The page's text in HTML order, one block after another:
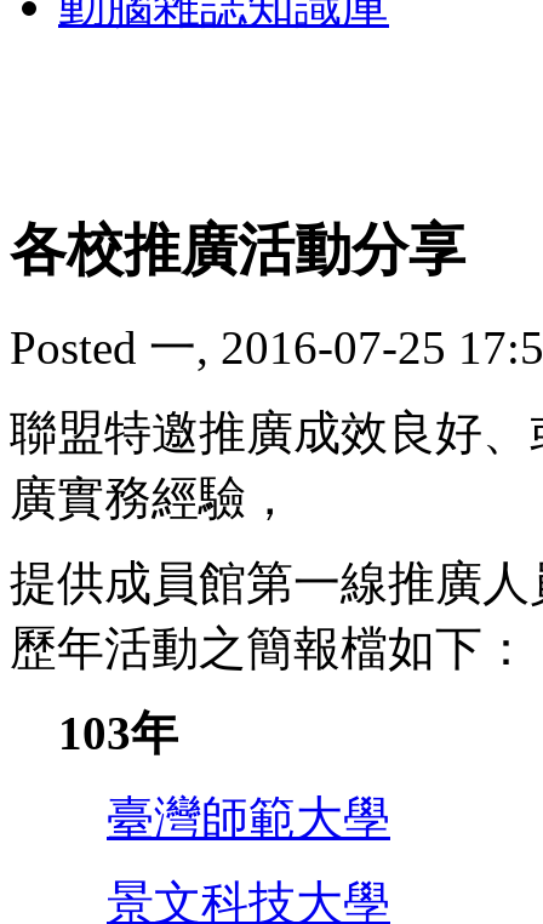
各校推廣活動分享
Posted 一, 2016-07-25
聯盟特邀推廣成效良好
廣實務經驗，
提供成員館第一線推廣
歷年活動之簡報檔如下：
103年
臺灣師範大學
景文科技大學